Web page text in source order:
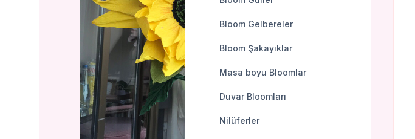
Bloom Gelbereler
Bloom Şakayıklar
Masa boyu Bloomlar
Duvar Bloomları
Nilüferler